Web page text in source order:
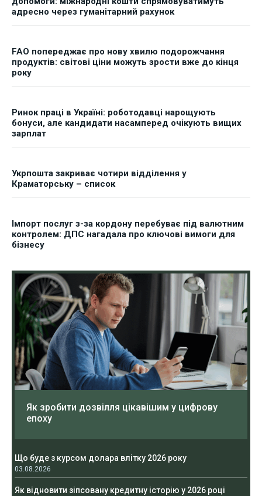
адресно через гуманітарний рахунок
FAO попереджає про нову хвилю подорожчання
продуктів: світові ціни можуть зрости вже до кінця
року
Ринок праці в Україні: роботодавці нарощують
бонуси, але кандидати насамперед очікують вищих
зарплат
Укрпошта закриває чотири відділення у
Краматорську – список
Імпорт послуг з-за кордону перебуває під валютним
контролем: ДПС нагадала про ключові вимоги для
бізнесу
Як зробити дозвілля цікавішим у цифрову
епоху
Що буде з курсом долара влітку 2026 року
03.08.2026
Як відновити зіпсовану кредитну історію у 2026 році